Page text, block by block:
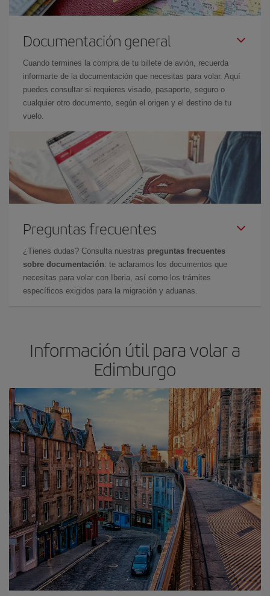
Documentación general
Cuando termines la compra de tu billete de avión, recuerda
informarte de la documentación que necesitas para volar. Aquí
puedes consultar si requieres visado, pasaporte, seguro o
cualquier otro documento, según el origen y el destino de tu
vuelo.
Preguntas frecuentes
¿Tienes dudas? Consulta nuestras preguntas frecuentes
sobre documentación: te aclaramos los documentos que
necesitas para volar con Iberia, así como los trámites
específicos exigidos para la migración y aduanas.
Información útil para volar a
Edimburgo